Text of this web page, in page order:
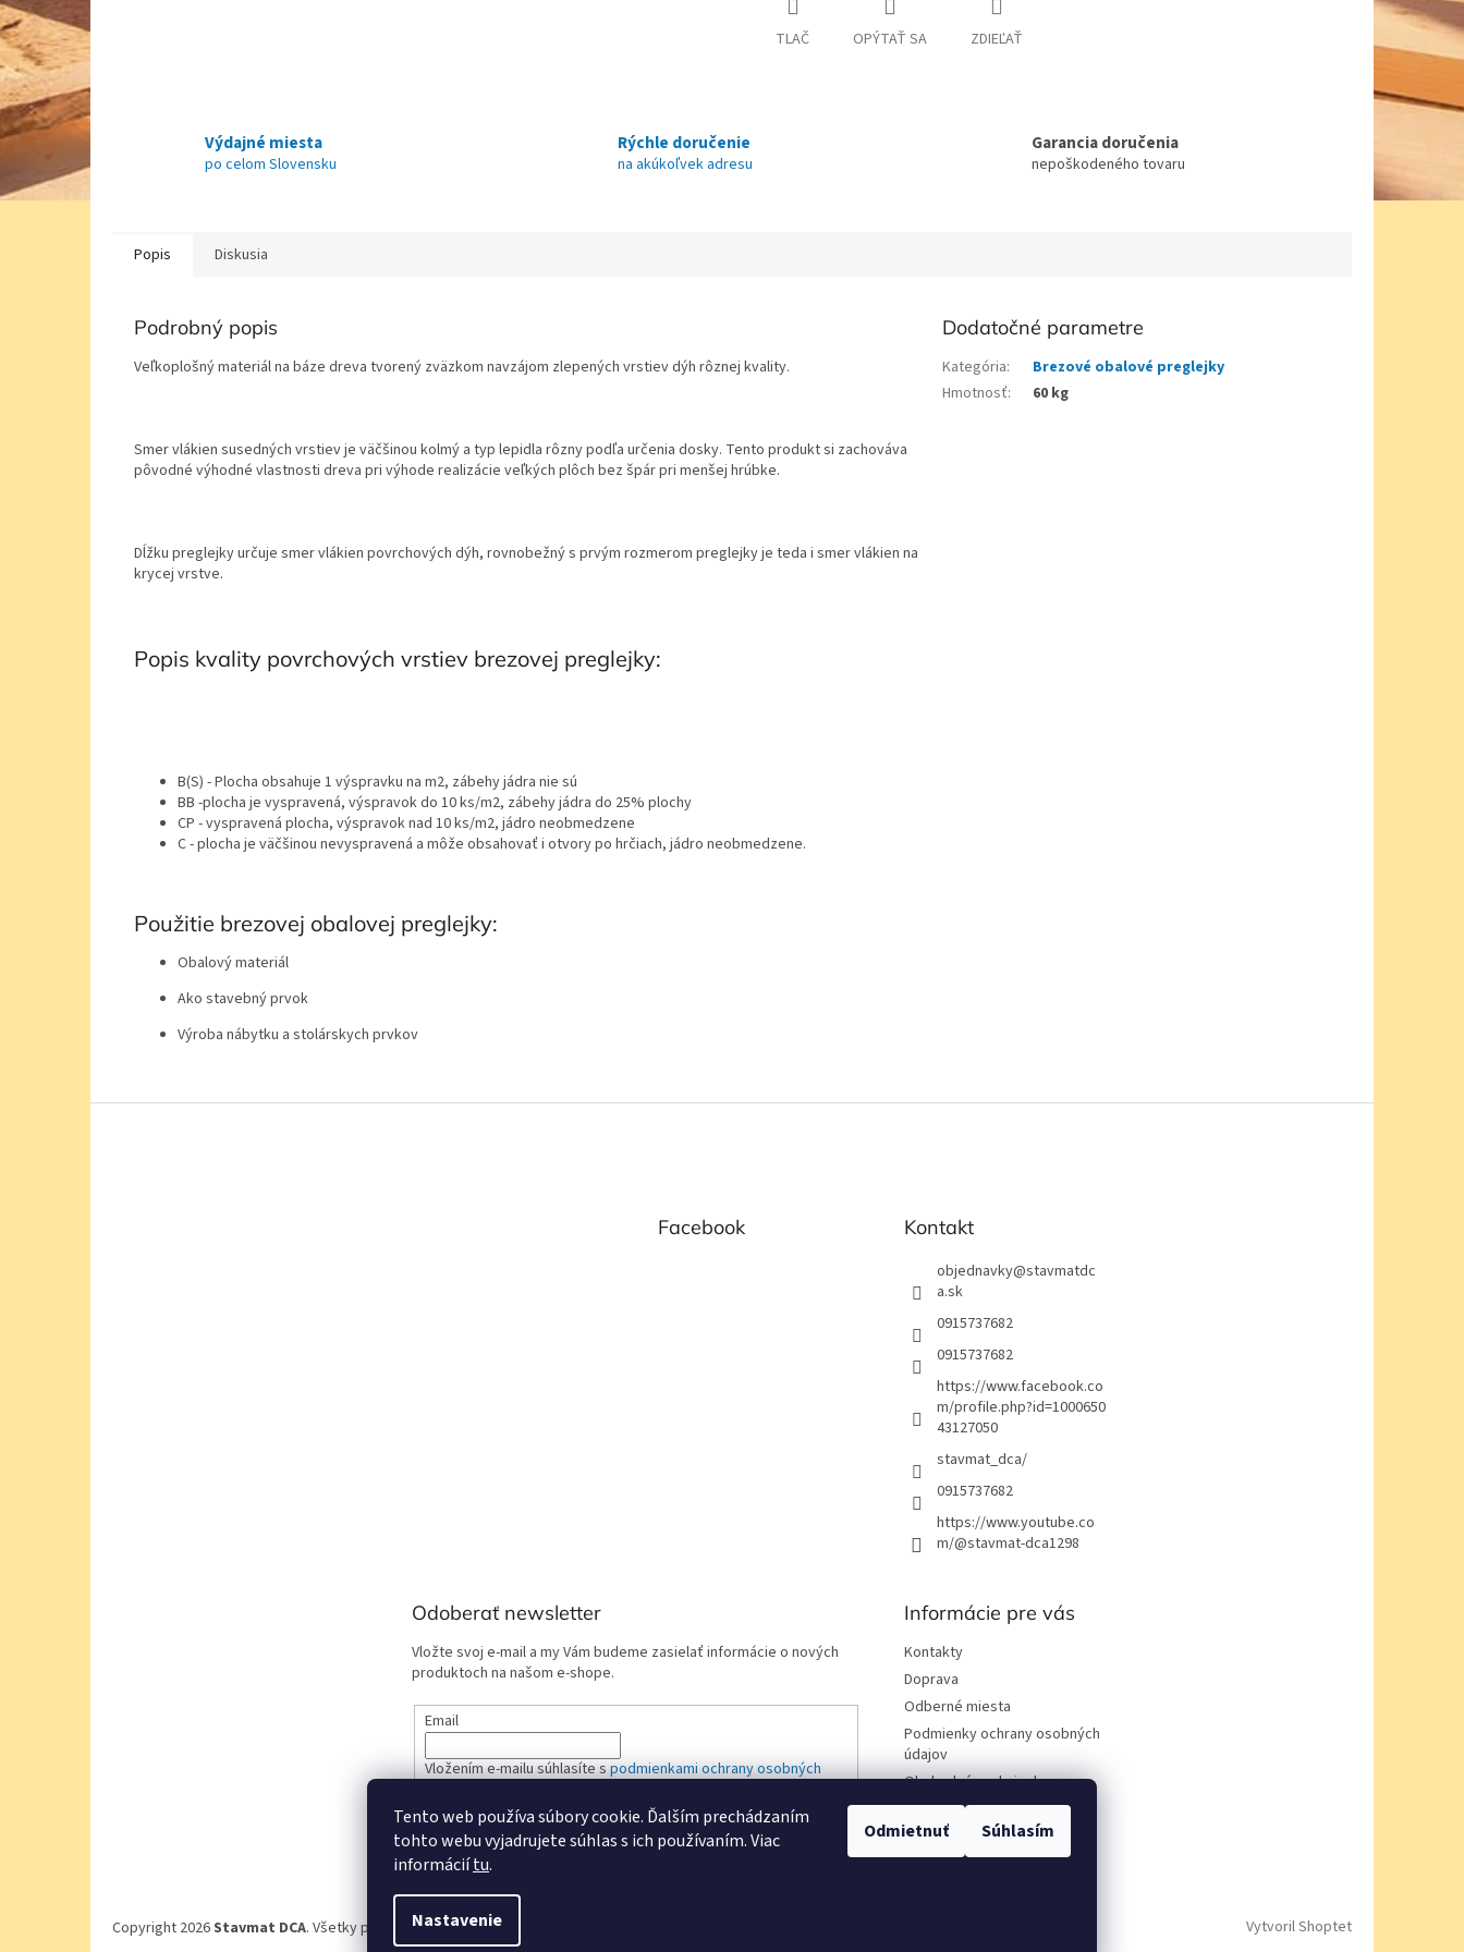
Tento web používa súbory cookie. Ďalším prechádzaním
tohto webu vyjadrujete súhlas s ich používaním. Viac
informáciítu.
Nastavenie
Odmietnuť Súhlasím
TLAČ OPÝTAŤ SA ZDIEĽAŤ
Výdajné miesta
po celom Slovensku
Rýchle doručenie
na akúkoľvek adresu
Garancia doručenia
nepoškodeného tovaru
Popis Diskusia
Podrobný popis
Veľkoplošný materiál na báze dreva tvorený zväzkom navzájom zlepených vrstiev dýh rôznej kvality.
Smer vlákien susedných vrstiev je väčšinou kolmý a typ lepidla rôzny podľa určenia dosky. Tento produkt si zachováva
pôvodné výhodné vlastnosti dreva pri výhode realizácie veľkých plôch bez špár pri menšej hrúbke.
Dĺžku preglejky určuje smer vlákien povrchových dýh, rovnobežný s prvým rozmerom preglejky je teda i smer vlákien na
krycej vrstve.
Popis kvality povrchových vrstiev brezovej preglejky:
B(S) - Plocha obsahuje 1 výspravku na m2, zábehy jádra nie sú
BB -plocha je vyspravená, výspravok do 10 ks/m2, zábehy jádra do 25% plochy
CP - vyspravená plocha, výspravok nad 10 ks/m2, jádro neobmedzene
C - plocha je väčšinou nevyspravená a môže obsahovať i otvory po hrčiach, jádro neobmedzene.
Použitie brezovej obalovej preglejky:
Obalový materiál
Ako stavebný prvok
Výroba nábytku a stolárskych prvkov
Dodatočné parametre
Kategória:
Brezové obalové preglejky
Hmotnosť: 60 kg
Facebook Kontakt
objednavky@stavmatdc
a.sk
0915737682
0915737682
https://www.facebook.co
m/profile.php?id=1000650
43127050
stavmat_dca/
0915737682
https://www.youtube.co
m/@stavmat-dca1298
Odoberať newsletter
Vložte svoj e-mail a my Vám budeme zasielať informácie o nových
produktoch na našom e-shope.
Email
Vložením e-mailu súhlasíte spodmienkami ochrany osobných
PRIHLÁSIŤ SA
Informácie pre vás
Kontakty
Doprava
Odberné miesta
Podmienky ochrany osobných
údajov
Obchodné podmienky
Vytvoril Shoptet
Copyright 2026Stavmat DCA. Všetky práva vyhradené.